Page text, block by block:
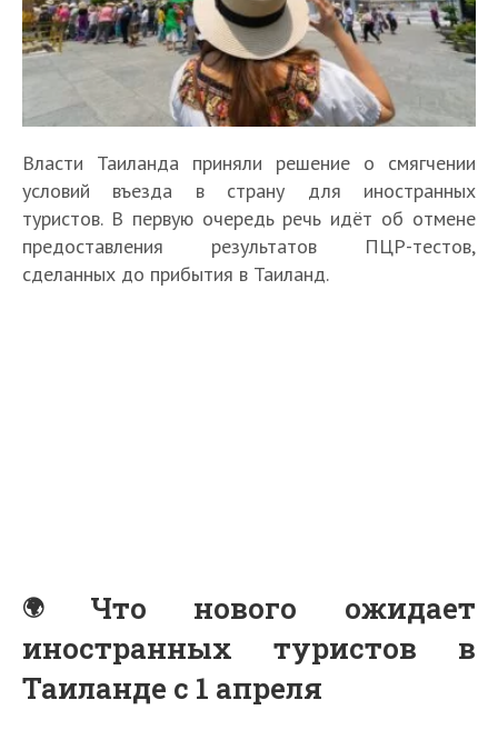
Власти Таиланда приняли решение о смягчении
условий въезда в страну для иностранных
туристов. В первую очередь речь идёт об отмене
предоставления результатов ПЦР-тестов,
сделанных до прибытия в Таиланд.
Что нового ожидает
иностранных туристов в
Таиланде с 1 апреля